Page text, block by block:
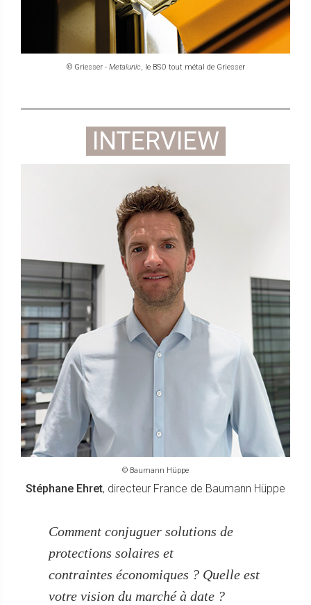
© Griesser - Metalunic, le BSO tout métal de Griesser
INTERVIEW
© Baumann Hüppe
Stéphane Ehret, directeur France de Baumann Hüppe
Comment conjuguer solutions de
protections solaires et
contraintes économiques ? Quelle est
votre vision du marché à date ?